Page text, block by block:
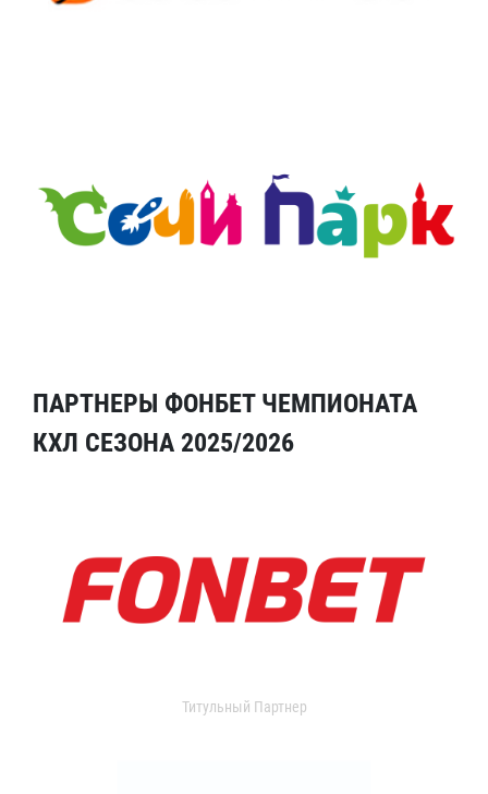
ПАРТНЕРЫ ФОНБЕТ ЧЕМПИОНАТА
КХЛ СЕЗОНА 2025/2026
Титульный Партнер